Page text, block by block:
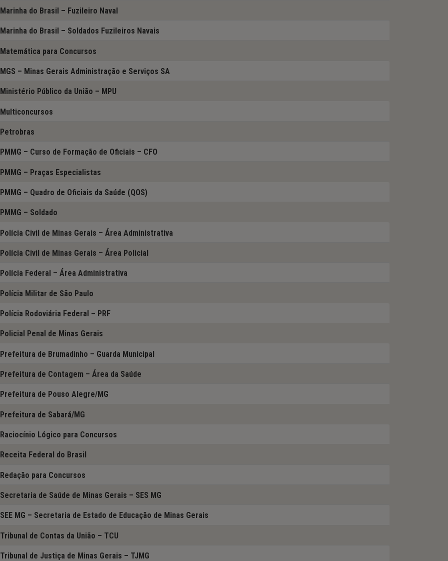
Marinha do Brasil – Fuzileiro Naval
Marinha do Brasil – Soldados Fuzileiros Navais
Matemática para Concursos
MGS – Minas Gerais Administração e Serviços SA
Ministério Público da União – MPU
Multiconcursos
Petrobras
PMMG – Curso de Formação de Oficiais – CFO
PMMG – Praças Especialistas
PMMG – Quadro de Oficiais da Saúde (QOS)
PMMG – Soldado
Polícia Civil de Minas Gerais – Área Administrativa
Polícia Civil de Minas Gerais – Área Policial
Polícia Federal – Área Administrativa
Polícia Militar de São Paulo
Polícia Rodoviária Federal – PRF
Policial Penal de Minas Gerais
Prefeitura de Brumadinho – Guarda Municipal
Prefeitura de Contagem – Área da Saúde
Prefeitura de Pouso Alegre/MG
Prefeitura de Sabará/MG
Raciocínio Lógico para Concursos
Receita Federal do Brasil
Redação para Concursos
Secretaria de Saúde de Minas Gerais – SES MG
SEE MG – Secretaria de Estado de Educação de Minas Gerais
Tribunal de Contas da União – TCU
Tribunal de Justiça de Minas Gerais – TJMG